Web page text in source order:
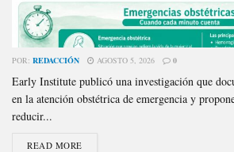
POR: REDACCIÓN AGOSTO 5, 2026 0
Early Institute publicó una investigación que
en la atención obstétrica de emergencia y
reducir...
READ MORE